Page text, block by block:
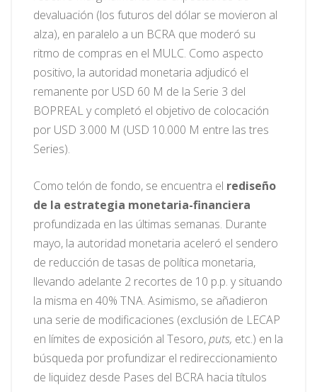
devaluación (los futuros del dólar se movieron al
alza), en paralelo a un BCRA que moderó su
ritmo de compras en el MULC. Como aspecto
positivo, la autoridad monetaria adjudicó el
remanente por USD 60 M de la Serie 3 del
BOPREAL y completó el objetivo de colocación
por USD 3.000 M (USD 10.000 M entre las tres
Series).
Como telón de fondo, se encuentra el rediseño
de la estrategia monetaria-financiera
profundizada en las últimas semanas. Durante
mayo, la autoridad monetaria aceleró el sendero
de reducción de tasas de política monetaria,
llevando adelante 2 recortes de 10 p.p. y situando
la misma en 40% TNA. Asimismo, se añadieron
una serie de modificaciones (exclusión de LECAP
en límites de exposición al Tesoro,puts, etc.) en la
búsqueda por profundizar el redireccionamiento
de liquidez desde Pases del BCRA hacia títulos